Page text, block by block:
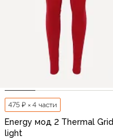
475 ₽ × 4 части
Energy мод 2 Thermal Grid
light